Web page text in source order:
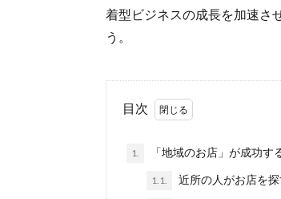
着型ビジネスの成長を加速さ
う。
目次
1. 「地域のお店」が成功す
1.1. 近所の人がお店を